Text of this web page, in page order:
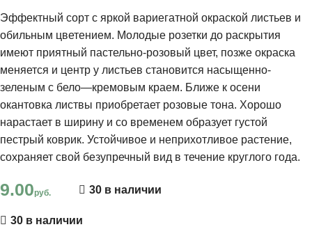
Эффектный сорт с яркой вариегатной окраской листьев и
обильным цветением. Молодые розетки до раскрытия
имеют приятный пастельно-розовый цвет, позже окраска
меняется и центр у листьев становится насыщенно-
зеленым с бело—кремовым краем. Ближе к осени
окантовка листвы приобретает розовые тона. Хорошо
нарастает в ширину и со временем образует густой
пестрый коврик. Устойчивое и неприхотливое растение,
сохраняет свой безупречный вид в течение круглого года.
9.00руб. 30 в наличии
30 в наличии